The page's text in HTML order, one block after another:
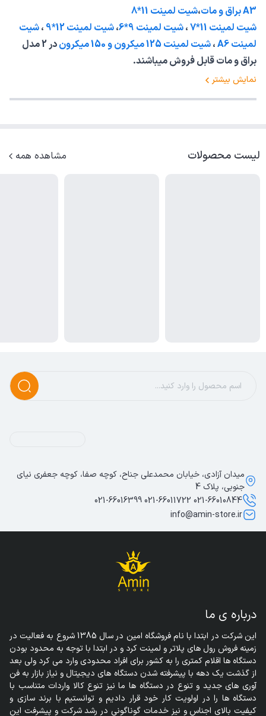
A3 براق و مات
،شیت لمینت 11*8
شیت لمینت 11*7
،شیت لمینت 9*6 ،شیت لمینت 12*9 ،شیت
لمینت A6
،شیت لمینت 125 میکرون و 150 میکرون
در 2 مدل
براق و مات قابل فروش میباشند.
نمایش بیشتر
لیست محصولات مشاهده همه
درباره ی ما
میدان آزادی، خیابان محمدعلی جناح، کوچه صفا، کوچه جعفری نیای
جنوبی، پلاک 4
021-66010844 021-66011722 021-66016399
info@amin-store.ir